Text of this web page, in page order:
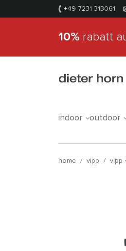
+49 7231 313061
10% rabatt
indoor outdoor
home / vipp / vipp